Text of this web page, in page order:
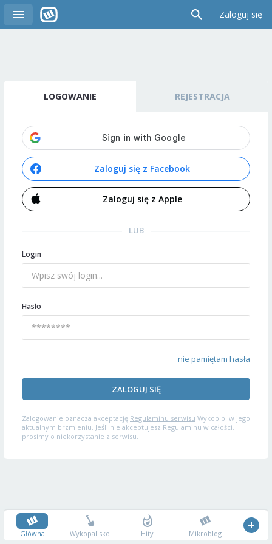
Zaloguj się
LOGOWANIE REJESTRACJA
Zaloguj się z Facebook
Zaloguj się z Apple
LUB
Login
Hasło
nie pamiętam hasła
ZALOGUJ SIĘ
Zalogowanie oznacza akceptację Regulaminu serwisu Wykop.pl w jego
aktualnym brzmieniu. Jeśli nie akceptujesz Regulaminu w całości,
prosimy o niekorzystanie z serwisu.
Główna Wykopalisko Hity Mikroblog